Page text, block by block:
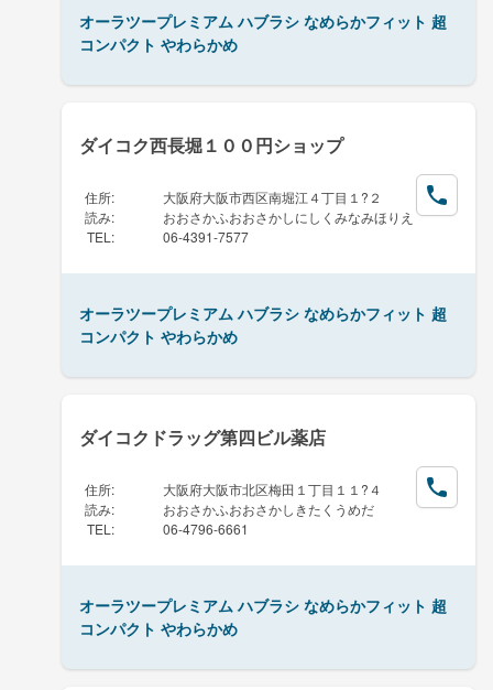
オーラツープレミアム ハブラシ なめらかフィット 超
コンパクト やわらかめ
ダイコク西長堀１００円ショップ
住所:
大阪府大阪市西区南堀江４丁目１?２
読み:
おおさかふおおさかしにしくみなみほりえ
TEL : 06-4391-7577
オーラツープレミアム ハブラシ なめらかフィット 超
コンパクト やわらかめ
ダイコクドラッグ第四ビル薬店
住所:
大阪府大阪市北区梅田１丁目１１?４
読み:
おおさかふおおさかしきたくうめだ
TEL : 06-4796-6661
オーラツープレミアム ハブラシ なめらかフィット 超
コンパクト やわらかめ